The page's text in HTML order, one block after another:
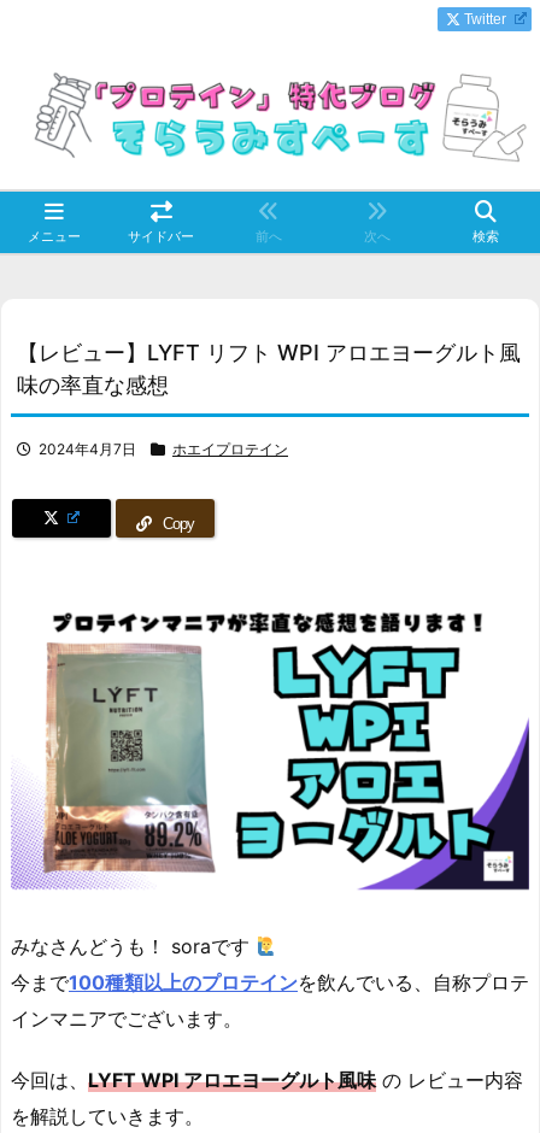
メニュー サイドバー 前へ 次へ 検索
Twitter
【レビュー】LYFT リフト WPI アロエヨーグルト風
味の率直な感想
2024年4月7日 ホエイプロテイン
Copy
みなさんどうも！ soraです
今まで100種類以上のプロテインを飲んでいる、自称プロテ
インマニアでございます。
今回は、 LYFT WPI アロエヨーグルト風味の レビュー内容
を解説していきます。